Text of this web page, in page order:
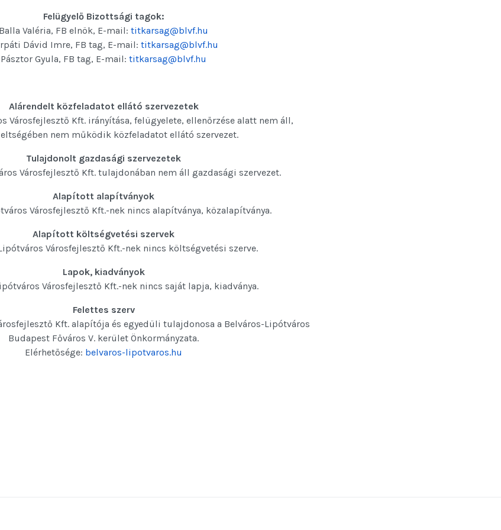
Felügyelő Bizottsági tagok:
Balla Valéria, FB elnök, E-mail: titkarsag@blvf.hu
Dávid Imre, FB tag, E-mail: titkarsag@blvf.hu
Pásztor Gyula, FB tag, E-mail: titkarsag@blvf.hu
Alárendelt közfeladatot ellátó szervezetek
Városfejlesztő Kft. irányítása, felügyelete, ellenőrzése alatt nem áll,
nem működik közfeladatot ellátó szervezet.
Tulajdonolt gazdasági szervezetek
Városfejlesztő Kft. tulajdonában nem áll gazdasági szervezet.
Alapított alapítványok
Városfejlesztő Kft.-nek nincs alapítványa, közalapítványa.
Alapított költségvetési szervek
Városfejlesztő Kft.-nek nincs költségvetési szerve.
Lapok, kiadványok
Városfejlesztő Kft.-nek nincs saját lapja, kiadványa.
Felettes szerv
Kft. alapítója és egyedüli tulajdonosa a Belváros-Lipótváros
Budapest Főváros V. kerület Önkormányzata.
Elérhetősége: belvaros-lipotvaros.hu